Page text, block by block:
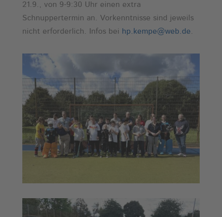
21.9., von 9-9:30 Uhr einen extra
Schnuppertermin an. Vorkenntnisse sind jeweils
nicht erforderlich. Infos bei hp.kempe@web.de.